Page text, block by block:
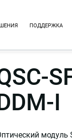
ПОДДЕРЖКА
I
модуль